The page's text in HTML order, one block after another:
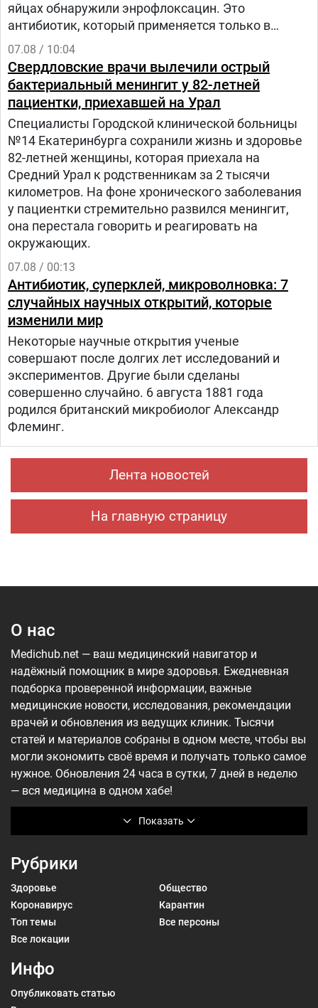
яйцах обнаружили энрофлоксацин. Это
антибиотик, который применяется только в
ветеринарии для лечения сельскохозяйственных,
домашних животных и птиц.
07.08 / 10:04
Свердловские врачи вылечили острый
бактериальный менингит у 82-летней
пациентки, приехавшей на Урал
Специалисты Городской клинической больницы
№14 Екатеринбурга сохранили жизнь и здоровье
82-летней женщины, которая приехала на
Средний Урал к родственникам за 2 тысячи
километров. На фоне хронического заболевания
у пациентки стремительно развился менингит,
она перестала говорить и реагировать на
окружающих.
07.08 / 00:13
Антибиотик, суперклей, микроволновка: 7
случайных научных открытий, которые
изменили мир
Некоторые научные открытия ученые
совершают после долгих лет исследований и
экспериментов. Другие были сделаны
совершенно случайно. 6 августа 1881 года
родился британский микробиолог Александр
Флеминг.
Лента новостей
На главную страницу
О нас
Показать
Medichub.net — ваш медицинский навигатор и
надёжный помощник в мире здоровья. Ежедневная
подборка проверенной информации, важные
медицинские новости, исследования, рекомендации
врачей и обновления из ведущих клиник. Тысячи
статей и материалов собраны в одном месте, чтобы вы
могли экономить своё время и получать только самое
нужное. Обновления 24 часа в сутки, 7 дней в неделю
— вся медицина в одном хабе!
Рубрики
Здоровье
Общество
Коронавирус
Карантин
Топ темы
Все персоны
Все локации
Инфо
Опубликовать статью